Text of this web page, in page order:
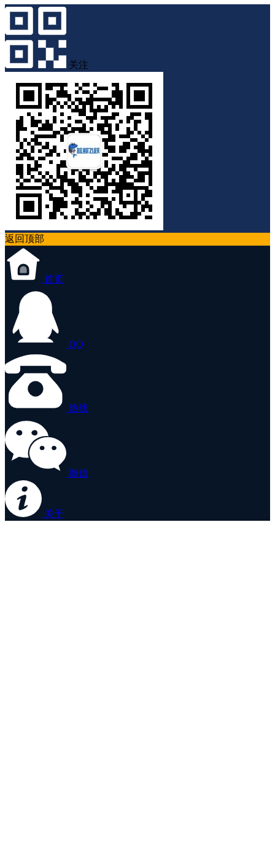
关注
返回顶部
首页
QQ
热线
微信
关于